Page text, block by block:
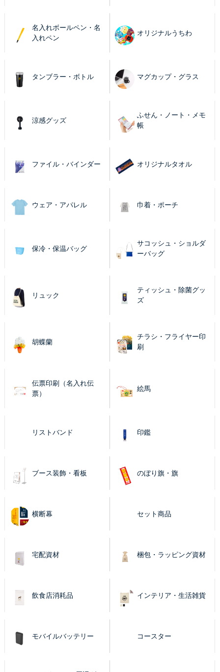
名入れボールペン・名
入れペン
オリジナルうちわ
タンブラー・ボトル マグカップ・グラス
涼感グッズ
ふせん・ノート・メモ
帳
ファイル・バインダー オリジナルタオル
ウェア・アパレル 巾着・ポーチ
保冷・保温バッグ
サコッシュ・ショルダ
ーバッグ
リュック
ティッシュ・除菌グッ
ズ
胡蝶蘭
チラシ・フライヤー印
刷
伝票印刷（名入れ伝
票）
絵馬
リストバンド 印鑑
ブース装飾・看板 のぼり旗・旗
横断幕 セット商品
宅配資材 梱包・ラッピング資材
飲食店消耗品 インテリア・生活雑貨
モバイルバッテリー コースター